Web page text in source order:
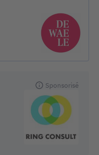
Sponsorisé